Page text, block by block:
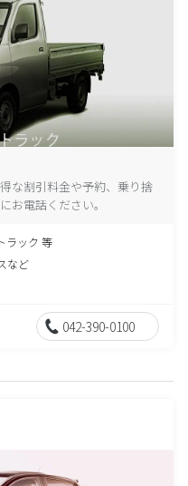
な割引料金や予約、乗り捨
お電話ください。
ラック 等
など
042-390-0100